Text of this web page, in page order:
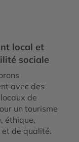
local et
sociale
avec des
de
un tourisme
éthique,
de qualité.